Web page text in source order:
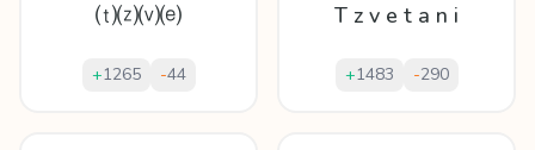
⒯⒵⒱⒠
+1265 -44
T z v e t a n i
+1483 -290